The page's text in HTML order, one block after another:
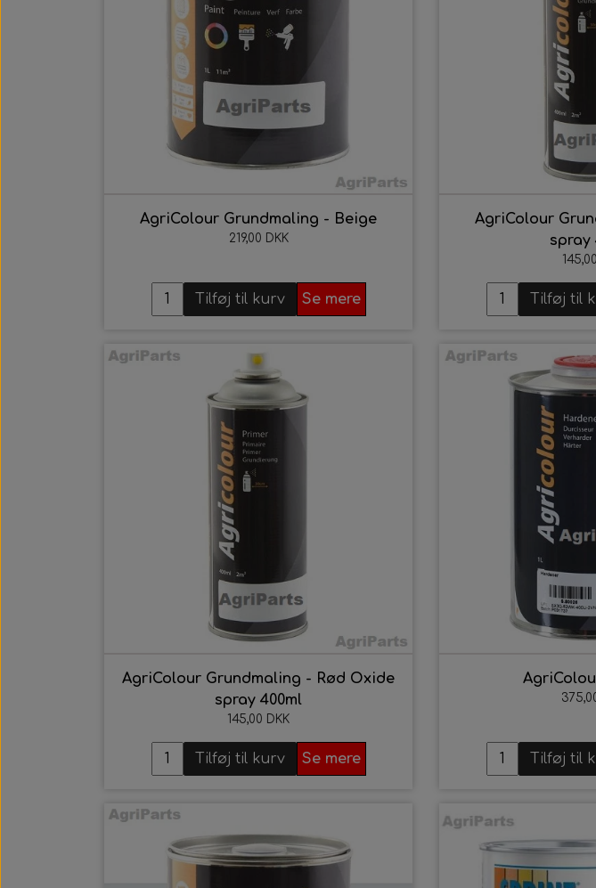
19.
20.
21.
22.
Fordæk
Landbrugsdæk
Slanger
Olie
Topstænger - Trækbomme -
Kobber og Fiberskiver i
AgriColour Grundmaling - Beige
219,00 DKK
Tilføj til kurv Se mere
AgriColour
spray
Tilføj til
AgriColour Grundmaling - Rød Oxide
spray 400ml
145,00 DKK
Tilføj til kurv Se mere Tilføj til